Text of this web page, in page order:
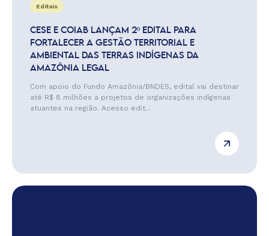
Editais
CESE E COIAB LANÇAM 2º EDITAL PARA
FORTALECER A GESTÃO TERRITORIAL E
AMBIENTAL DAS TERRAS INDÍGENAS DA
AMAZÔNIA LEGAL
Com apoio do Fundo Amazônia/BNDES, edital vai destinar
até R$ 8 milhões a projetos de organizações indígenas
atuantes na região. Acesso edit...